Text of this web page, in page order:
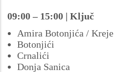
09:00 – 15:00 | Ključ
Amira Botonjića / Kreje
Botonjići
Crnalići
Donja Sanica